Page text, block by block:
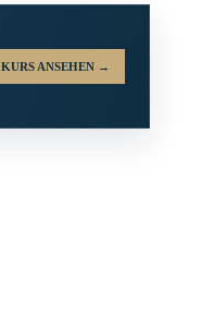
KURS ANSEHEN →